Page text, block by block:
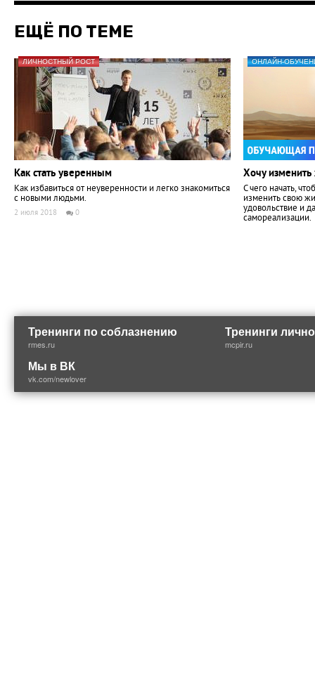
ЕЩЁ ПО ТЕМЕ
ЛИЧНОСТНЫЙ РОСТ
Как стать уверенным
Как избавиться от неуверенности и легко знакомиться
с новыми людьми.
2 июля 2018 0
ОНЛАЙН-
Хочу изменить
С чего начать,
изменить свою
удовольствие и
самореализации.
Тренинги по соблазнению
rmes.ru
Тренинги
mcpir.ru
Мы в ВК
vk.com/newlover